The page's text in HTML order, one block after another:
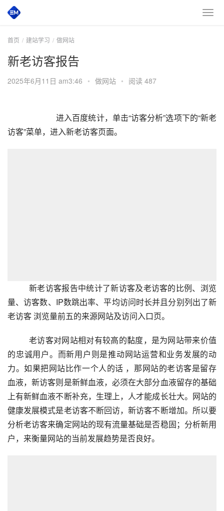
首页 建站学习 做网站
新老访客报告
2025年6月11日 am3:46 • 做网站 • 阅读 487
进入百度统计，单击“访客分析”选项下的“新老
访客”菜单，进入新老访客页面。
新老访客报告中统计了新访客及老访客的比例、浏览
量、访客数、IP数跳出率、平均访问时长并且分别列出了新
老访客 浏览量前五的来源网站及访问入口页。
老访客对网站相对有较高的黏度，是为网站带来价值
的忠诚用户。而新用户则是推动网站运营和业务发展的动
力。如果把网站比作一个人的话 ，那网站的老访客是留存
血液，新访客则是新鲜血液，必须在大部分血液留存的基础
上有新鲜血液不断补充，生理上，人才能成长壮大。网站的
健康发展模式是老访客不断回访，新访客不断增加。所以要
分析老访客来确定网站的现有流量基础是否稳固；分析新用
户，来衡量网站的当前发展趋势是否良好。